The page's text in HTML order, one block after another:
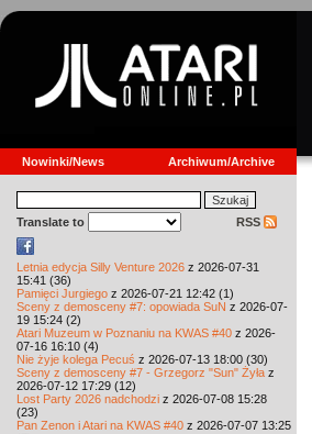
Nowinki/News Archiwum/Archive
Translate to RSS
Letnia edycja Silly Venture 2026 z 2026-07-31
15:41 (36)
Pamięci Jurgiego z 2026-07-21 12:42 (1)
Sceny z demosceny #7: opowiada SuN z 2026-07-
19 15:24 (2)
Atari Muzeum w Poznaniu na KWAS #40 z 2026-
07-16 16:10 (4)
Nie żyje kolega Pecuś z 2026-07-13 18:00 (30)
Sceny z demosceny #7 - Grzegorz "Sun" Żyła z
2026-07-12 17:29 (12)
Lost Party 2026 nadchodzi z 2026-07-08 15:28
(23)
Pan Zenon i Atari na KWAS #40 z 2026-07-07 13:25